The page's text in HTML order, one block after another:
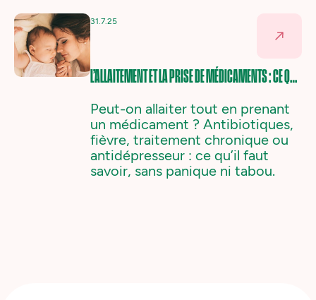
31.7.25
L’ALLAITEMENT ET LA PRISE DE MÉDICAMENTS : CE QU’IL FAUT VRAIMENT SAVOIR
Peut-on allaiter tout en prenant
un médicament ? Antibiotiques,
fièvre, traitement chronique ou
antidépresseur : ce qu’il faut
savoir, sans panique ni tabou.‍